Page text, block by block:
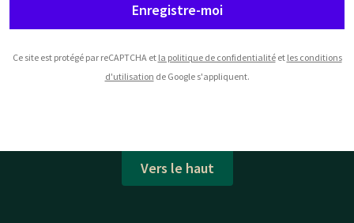
Enregistre-moi
Ce site est protégé par reCAPTCHA et la politique de confidentialitéet les conditions
d'utilisation de Google s'appliquent.
Vers le haut